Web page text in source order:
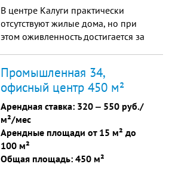
В центре Калуги практически
отсутствуют жилые дома, но при
этом оживленность достигается за
развлекательных заведений,
торговых компаний, отдельных
офисов, т.е. удачное
географическое расположение и
функциональность делают объект
выгодным для ведения бизнеса.
Промышленная 34,
офисный центр 450 м²
Арендная ставка: 320 ‒ 550 руб./
м²/мес
Арендные площади от 15 м² до
100 м²
Общая площадь: 450 м²